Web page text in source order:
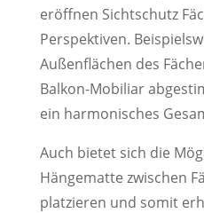
eröffnen Sichtschutz
Perspektiven.
Außenflächen des
Balkon-Mobiliar
ein harmonisches
Auch bietet sich die
Hängematte zwischen
platzieren und somit